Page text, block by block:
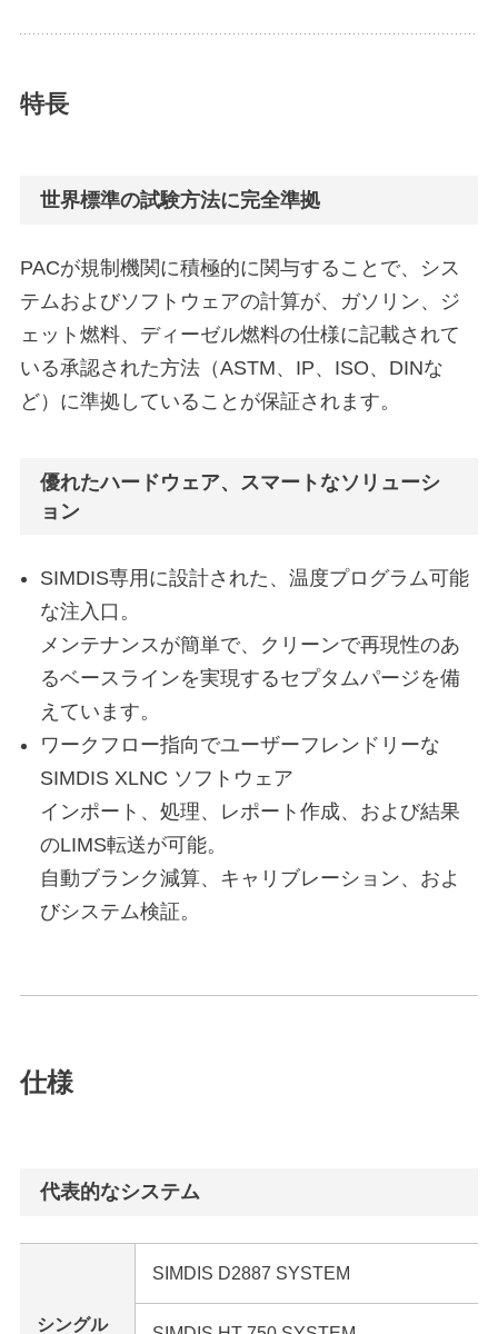
特長
世界標準の試験方法に完全準拠
PACが規制機関に積極的に関与することで、シス
テムおよびソフトウェアの計算が、ガソリン、ジ
ェット燃料、ディーゼル燃料の仕様に記載されて
いる承認された方法（ASTM、IP、ISO、DINな
ど）に準拠していることが保証されます。
優れたハードウェア、スマートなソリューシ
ョン
SIMDIS専用に設計された、温度プログラム可能
な注入口。
メンテナンスが簡単で、クリーンで再現性のあ
るベースラインを実現するセプタムパージを備
えています。
ワークフロー指向でユーザーフレンドリーな
SIMDIS XLNC ソフトウェア
インポート、処理、レポート作成、および結果
のLIMS転送が可能。
自動ブランク減算、キャリブレーション、およ
びシステム検証。
仕様
代表的なシステム
シングル
SIMDIS D2887 SYSTEM